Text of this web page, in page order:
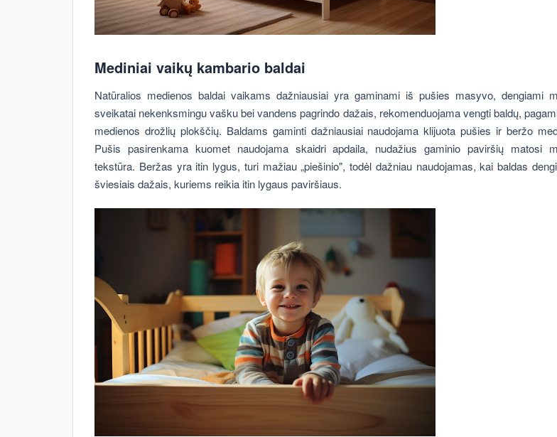
Mediniai vaikų kambario baldai
Natūralios medienos baldai vaikams dažniausiai yra gaminami iš pušies masyvo, dengiami
sveikatai nekenksmingu vašku bei vandens pagrindo dažais, rekomenduojama vengti baldų,
medienos drožlių plokščių. Baldams gaminti dažniausiai naudojama klijuota pušies ir beržo
Pušis pasirenkama kuomet naudojama skaidri apdaila, nudažius gaminio paviršių matosi
tekstūra. Beržas yra itin lygus, turi mažiau „piešinio", todėl dažniau naudojamas, kai baldas
šviesiais dažais, kuriems reikia itin lygaus paviršiaus.